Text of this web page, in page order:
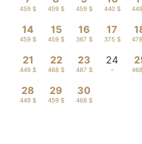
459 $ 459 $ 459 $ 440 $
14
459 $
15
459 $
16
367 $
17
375 $
21
449 $
22
468 $
23
487 $
24
-
28
449 $
29
459 $
30
468 $